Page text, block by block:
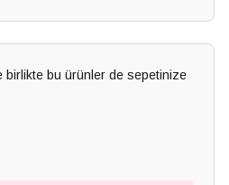
birlikte bu ürünler de sepetinize